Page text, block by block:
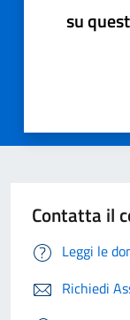
su
Contatta il
Leggi le
Richiedi